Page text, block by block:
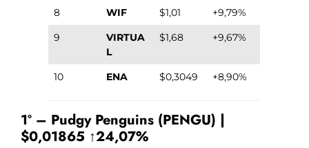
8
WIF $1,01
+9,79%
9
VIRTUA
L
$1,68 +9,67%
10 ENA $0,3049 +8,90%
1º – Pudgy Penguins (PENGU) |
$0,01865 ↑24,07%